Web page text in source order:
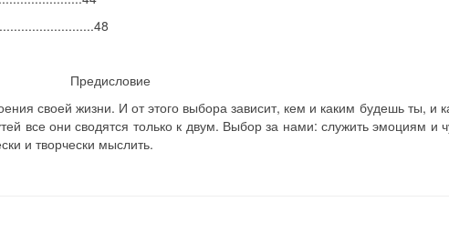
Предисловие
своей жизни. И от этого выбора зависит, кем и каким будешь ты, и
все они сводятся только к двум. Выбор за нами: служить эмоциям и
и творчески мыслить.